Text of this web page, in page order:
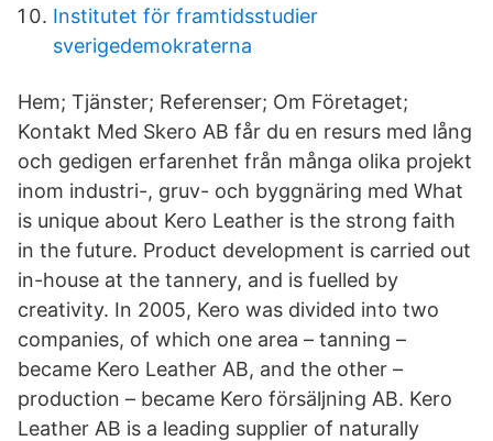
Institutet för framtidsstudier
sverigedemokraterna
Hem; Tjänster; Referenser; Om Företaget;
Kontakt Med Skero AB får du en resurs med lång
och gedigen erfarenhet från många olika projekt
inom industri-, gruv- och byggnäring med What
is unique about Kero Leather is the strong faith
in the future. Product development is carried out
in-house at the tannery, and is fuelled by
creativity. In 2005, Kero was divided into two
companies, of which one area – tanning –
became Kero Leather AB, and the other –
production – became Kero försäljning AB. Kero
Leather AB is a leading supplier of naturally